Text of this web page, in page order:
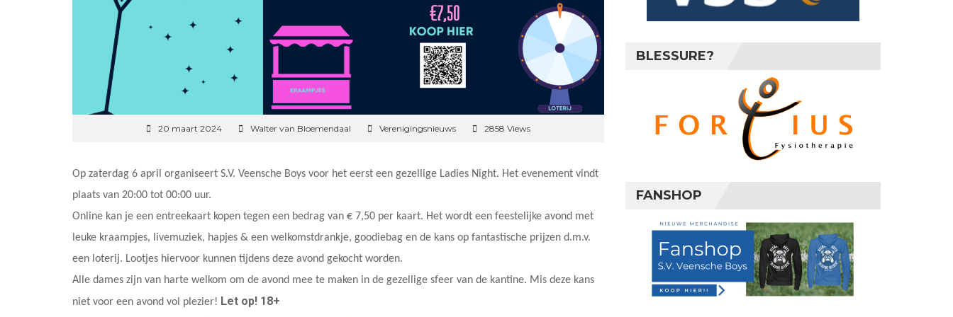
20 maart 2024 Walter van Bloemendaal Verenigingsnieuws 2858 Views
Op zaterdag 6 april organiseert S.V. Veensche Boys voor het eerst een gezellige Ladies Night. Het evenement vindt
plaats van 20:00 tot 00:00 uur.
Online kan je een entreekaart kopen tegen een bedrag van € 7,50 per kaart. Het wordt een feestelijke avond met
leuke kraampjes, livemuziek, hapjes & een welkomstdrankje, goodiebag en de kans op fantastische prijzen d.m.v.
een loterij. Lootjes hiervoor kunnen tijdens deze avond gekocht worden.
Alle dames zijn van harte welkom om de avond mee te maken in de gezellige sfeer van de kantine. Mis deze kans
niet voor een avond vol plezier! Let op! 18+
BLESSURE?
FANSHOP